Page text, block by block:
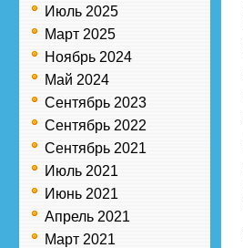
Июль 2025
Март 2025
Ноябрь 2024
Май 2024
Сентябрь 2023
Сентябрь 2022
Сентябрь 2021
Июль 2021
Июнь 2021
Апрель 2021
Март 2021